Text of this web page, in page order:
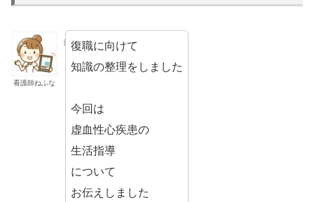
看護師ねふな
復職に向けて
知識の整理をしました
今回は
虚血性心疾患の
生活指導
について
お伝えしました